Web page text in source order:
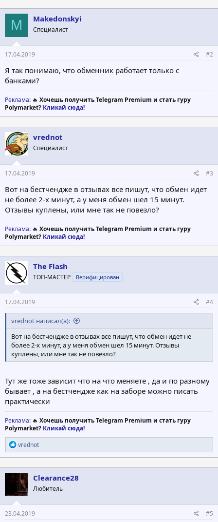
M Makedonskyi
Специалист
17.04.2019 #2
Я так понимаю, что обменник работает только с
банками?
Реклама: 🔥 Хочешь получить Telegram Premium и стать гуру
Polymarket? Кликай сюда!
vrednot
Специалист
17.04.2019 #3
Вот на бестчендже в отзывах все пишут, что обмен идет
не более 2-х минут, а у меня обмен шел 15 минут.
Отзывы куплены, или мне так не повезло?
Реклама: 🔥 Хочешь получить Telegram Premium и стать гуру
Polymarket? Кликай сюда!
The Flash
ТОП-МАСТЕР Верифицирован
17.04.2019 #4
vrednot написал(а):
Вот на бестчендже в отзывах все пишут, что обмен идет не
более 2-х минут, а у меня обмен шел 15 минут. Отзывы
куплены, или мне так не повезло?
Тут же тоже зависит что на что меняете , да и по разному
бывает , а на бестчендже как на заборе можно писать
практически
Реклама: 🔥 Хочешь получить Telegram Premium и стать гуру
Polymarket? Кликай сюда!
Р
е
а
к
ц
и
и
:
vrednot
Clearance28
Любитель
23.04.2019 #5